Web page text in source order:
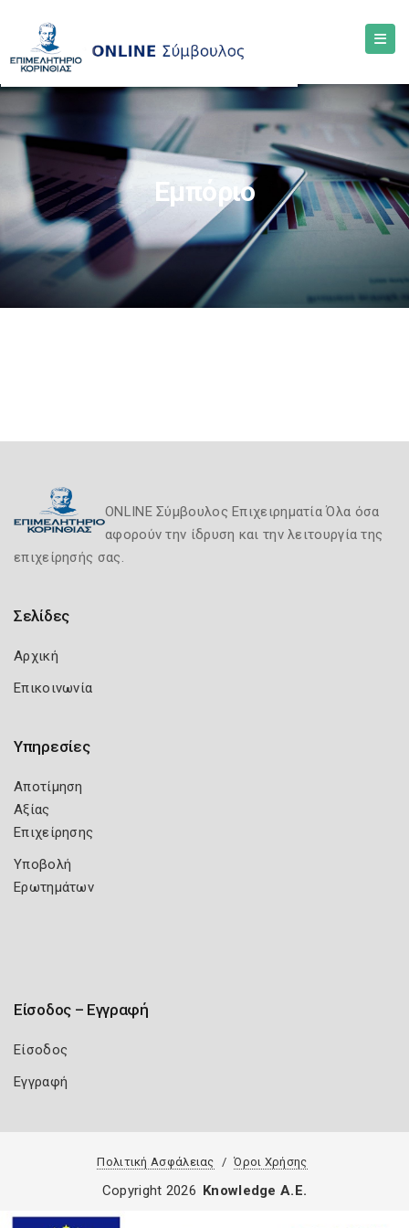
Εμπόριο
ONLINE Σύμβουλος Επιχειρηματία Όλα όσα
αφορούν την ίδρυση και την λειτουργία της
επιχείρησής σας.
Σελίδες
Αρχική
Επικοινωνία
Υπηρεσίες
Αποτίμηση
Αξίας
Επιχείρησης
Υποβολή
Ερωτημάτων
Είσοδος – Εγγραφή
Είσοδος
Εγγραφή
Πολιτική Ασφάλειας Όροι Χρήσης
Copyright 2026 Knowledge A.E.